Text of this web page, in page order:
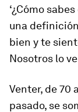
‘¿Cómo
una
bien y te
Nosotros lo
Venter, de 70
pasado, se